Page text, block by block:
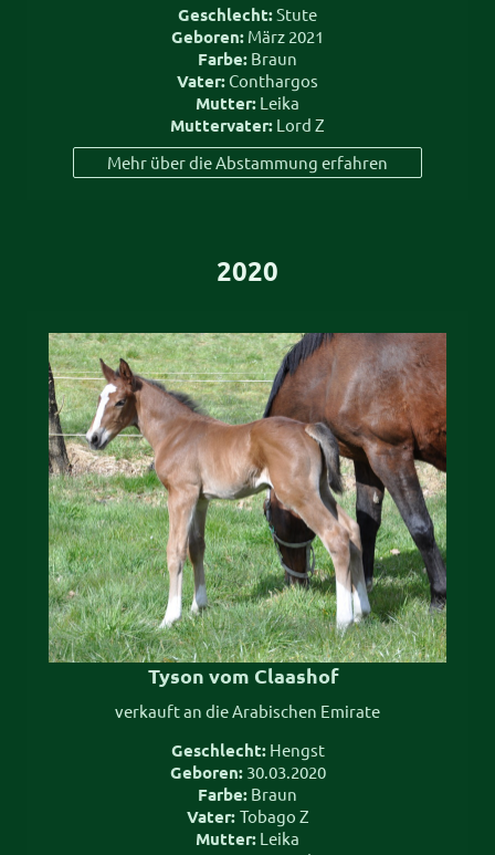
Geschlecht:Stute
Geboren: März 2021
Farbe: Braun
Vater: Conthargos
Mutter: Leika
Muttervater: Lord Z
Mehr über die Abstammung erfahren
2020
Tyson vom Claashof
verkauft an die Arabischen Emirate
Geschlecht:Hengst
Geboren:30.03.2020
Farbe: Braun
Vater: Tobago Z
Mutter: Leika